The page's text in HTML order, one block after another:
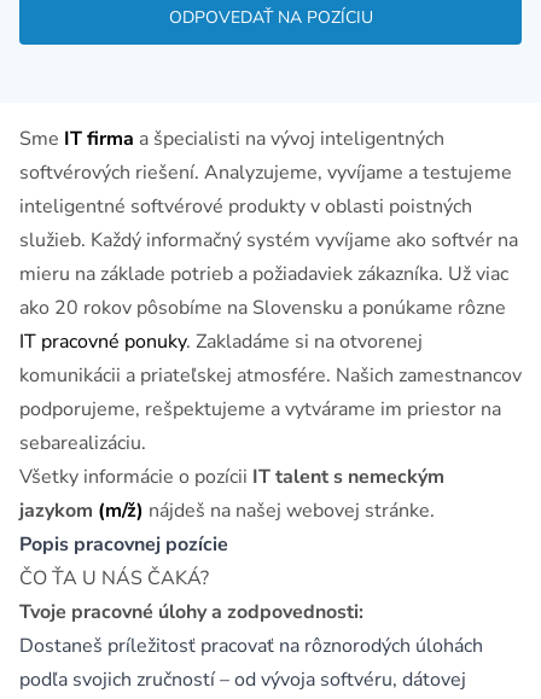
ODPOVEDAŤ NA POZÍCIU
Sme IT firma a špecialisti na vývoj inteligentných
softvérových riešení. Analyzujeme, vyvíjame a testujeme
inteligentné softvérové produkty v oblasti poistných
služieb. Každý informačný systém vyvíjame ako softvér na
mieru na základe potrieb a požiadaviek zákazníka. Už viac
ako 20 rokov pôsobíme na Slovensku a ponúkame rôzne
IT pracovné ponuky. Zakladáme si na otvorenej
komunikácii a priateľskej atmosfére. Našich zamestnancov
podporujeme, rešpektujeme a vytvárame im priestor na
sebarealizáciu.
Všetky informácie o pozícii IT talent s nemeckým
jazykom (m/ž) nájdeš na našej webovej stránke.
Popis pracovnej pozície
ČO ŤA U NÁS ČAKÁ?
Tvoje pracovné úlohy a zodpovednosti:
Dostaneš príležitosť pracovať na rôznorodých úlohách
podľa svojich zručností – od vývoja softvéru, dátovej